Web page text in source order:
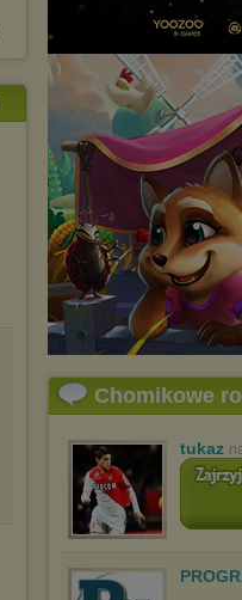
Chomikowe
tukaz